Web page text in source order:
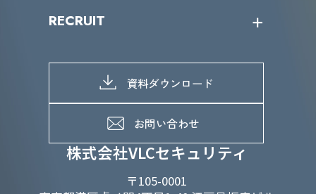
株式会社VLCセキュリティ
〒105-0001
IRライブラリー
よくあるご質問
当グループのマテリアリティ
SDGs推進体制
D&Iの取り組み
RECRUIT
募集職種一覧
メッセージ
メンバーインタビュー
資料ダウンロード
お問い合わせ